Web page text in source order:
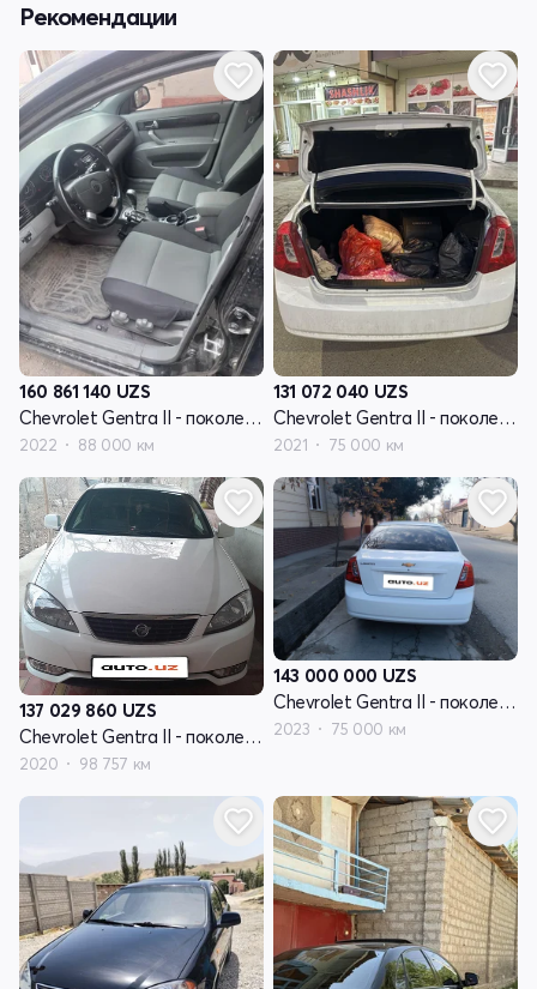
Рекомендации
160 861 140 UZS
Chevrolet Gentra II - поколение
2022 88 000 км
131 072 040 UZS
Chevrolet Gentra II - поколение
2021 75 000 км
137 029 860 UZS
Chevrolet Gentra II - поколение
2020 98 757 км
143 000 000 UZS
Chevrolet Gentra II - поколение
2023 75 000 км